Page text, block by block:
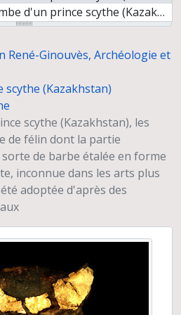
motif ajouré fait de deux têtes d'élans très stylisées. Ce félin qui semble garder les yeux mi-clos sous son voile d'or, dresse vers l'avant ses deux oreilles dont les pavillons dessinent des crosses. Un tel motif est d'origine plutôt chinoise et rappelle certains bronzes de l'époque contemporaine des Royaumes Combattants (Zhou Orientaux)
; son museau aux grosses lèvres pend de manière caractéristique et on a gardé le détail de l'appendice charnu qui pend sous la mandibule. L'oreille, allongée vers l'arrière, trace un pont entre la tête et les bois, permettant au sculpteur de donner plus de solidité à son œuvre. Ces protomés d'élans sont obtenus par des procédés de stylisation savants qui dégagent l'essentiel du thème sélectionné. Le contraste entre la tête encore revêtue d'or et celle qui a perdu son enrobage d'étain est grand : la qualité de l'ouvrage n'est perceptible que sur la seconde
L'étroitesse de la pièce a conduit à une réduction de l'ampleur des bois, réduits à trois andouillers qui se recourbent sur le merrain, donnant une meilleure cohésion à l'objet, mais rappelant aussi de tels rendus d'andouillers sur des bronzes ou même des pétroglyphes d'Asie centrale. Les yeux sont agrandis, comme les oreilles et un détail « naturaliste » stylisé : les meules à la racine des bois
sculptée, Les détails sont bien visibles car cette vue priviligie la plaque en bas-relief qui montre les deux têtes d'élans divergentes, aux immenses oreilles (comparer aux bois) et le corps aux pattes repliées de l'élan sans sa tête
1939 vu par André Leroi-Gourhan
(Egypte)
Congress on the Archaeology of the Ancient Near East), Paris, 15-19 avril 2002
Colombie et Equateur. La région de la Tumaco La Tolita
néolithique à Khirokitia (Chypre)
biologiques et culturelles : le système renne
syrienne
archéologiques. Détails et macro-traces
au nord de Pétra (Jordanie)
: un outil pour la recherche. Images numériques
René-Ginouvès, Archéologie et
(Kazakhstan)
scythe (Kazakhstan), les
de félin dont la partie
de barbe étalée en forme
inconnue dans les arts plus
adoptée d'après des